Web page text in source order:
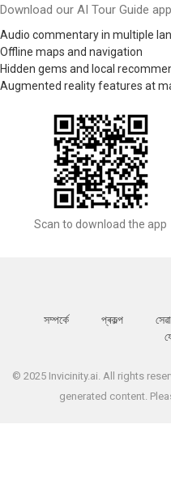
Download our AI Tour Guide
Audio commentary in multiple
Offline maps and navigation
Hidden gems and local
Augmented reality features at
Scan to download the app
সম্পর্কে প্ৰকল্প সেৱা
© 2025 Invicinity.ai. All rights
generated content.